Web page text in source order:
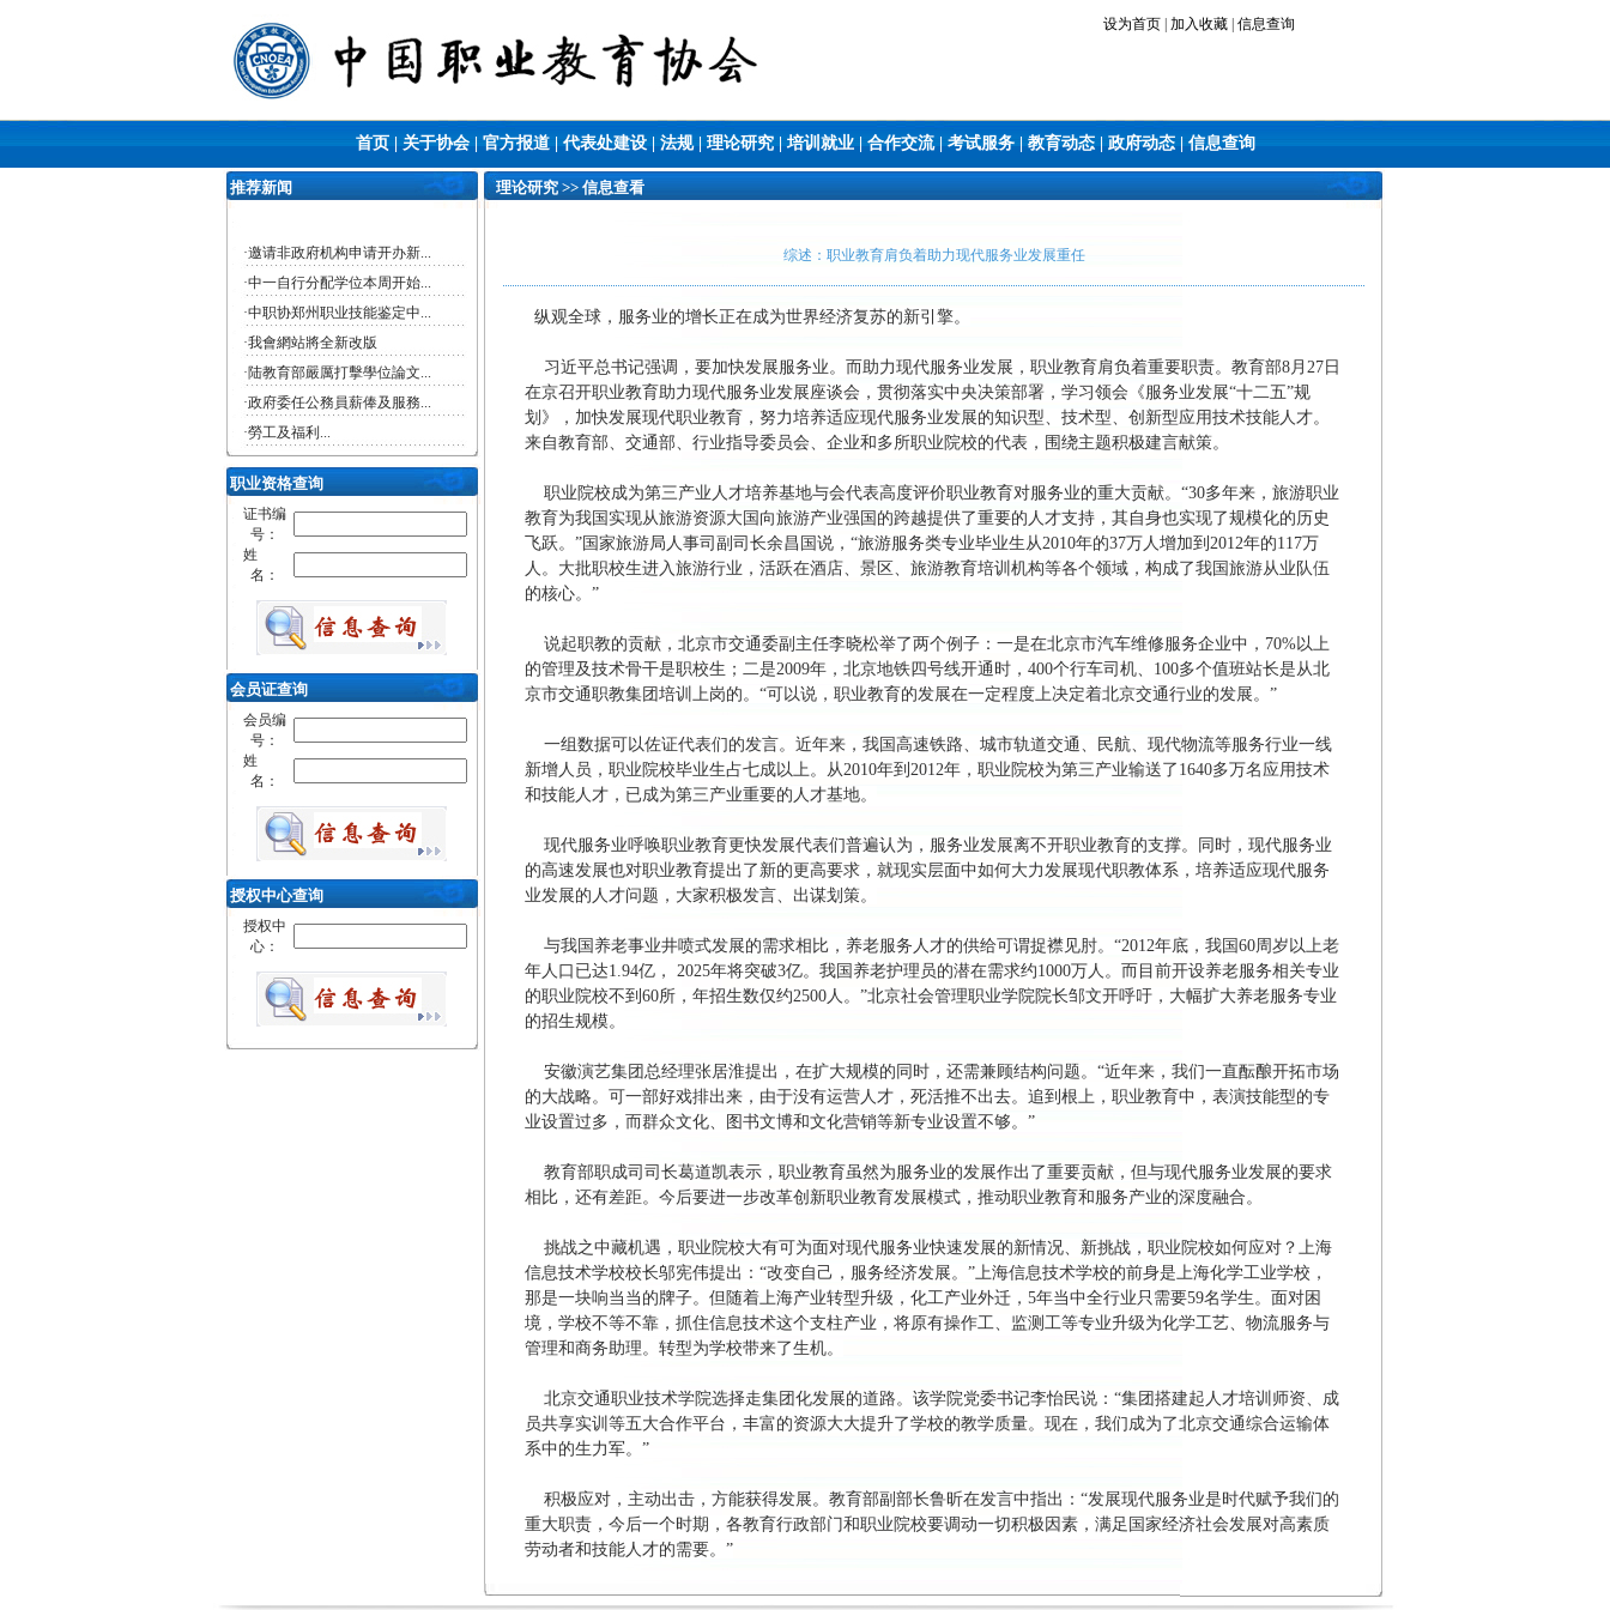
设为首页 加入收藏 信息查询
首页| 关于协会| 官方报道|代表处建设| 法规| 理论研究|培训就业| 合作交流| 考试服务| 教育动态| 政府动态| 信息查询
推荐新闻
邀请非政府机构申请开办新...
中一自行分配学位本周开始...
中职协郑州职业技能鉴定中...
我會網站將全新改版
陆教育部嚴厲打擊學位論文...
政府委任公務員薪俸及服務...
​勞工及福利...
·勞工處舉辦職業健康公開講...
职业资格查询
证书编
号：
姓
名：
会员证查询
会员编
号：
姓
名：
授权中心查询
授权中
心：
理论研究 >> 信息查看
综述：职业教育肩负着助力现代服务业发展重任
纵观全球，服务业的增长正在成为世界经济复苏的新引擎。
习近平总书记强调，要加快发展服务业。而助力现代服务业发展，职业教育肩负着重要职责。教育部8月27日
在京召开职业教育助力现代服务业发展座谈会，贯彻落实中央决策部署，学习领会《服务业发展“十二五”规
划》，加快发展现代职业教育，努力培养适应现代服务业发展的知识型、技术型、创新型应用技术技能人才。
来自教育部、交通部、行业指导委员会、企业和多所职业院校的代表，围绕主题积极建言献策。
职业院校成为第三产业人才培养基地与会代表高度评价职业教育对服务业的重大贡献。“30多年来，旅游职业
教育为我国实现从旅游资源大国向旅游产业强国的跨越提供了重要的人才支持，其自身也实现了规模化的历史
飞跃。”国家旅游局人事司副司长余昌国说，“旅游服务类专业毕业生从2010年的37万人增加到2012年的117万
人。大批职校生进入旅游行业，活跃在酒店、景区、旅游教育培训机构等各个领域，构成了我国旅游从业队伍
的核心。”
说起职教的贡献，北京市交通委副主任李晓松举了两个例子：一是在北京市汽车维修服务企业中，70%以上
的管理及技术骨干是职校生；二是2009年，北京地铁四号线开通时，400个行车司机、100多个值班站长是从北
京市交通职教集团培训上岗的。“可以说，职业教育的发展在一定程度上决定着北京交通行业的发展。”
一组数据可以佐证代表们的发言。近年来，我国高速铁路、城市轨道交通、民航、现代物流等服务行业一线
新增人员，职业院校毕业生占七成以上。从2010年到2012年，职业院校为第三产业输送了1640多万名应用技术
和技能人才，已成为第三产业重要的人才基地。
现代服务业呼唤职业教育更快发展代表们普遍认为，服务业发展离不开职业教育的支撑。同时，现代服务业
的高速发展也对职业教育提出了新的更高要求，就现实层面中如何大力发展现代职教体系，培养适应现代服务
业发展的人才问题，大家积极发言、出谋划策。
与我国养老事业井喷式发展的需求相比，养老服务人才的供给可谓捉襟见肘。“2012年底，我国60周岁以上老
年人口已达1.94亿， 2025年将突破3亿。我国养老护理员的潜在需求约1000万人。而目前开设养老服务相关专业
的职业院校不到60所，年招生数仅约2500人。”北京社会管理职业学院院长邹文开呼吁，大幅扩大养老服务专业
的招生规模。
安徽演艺集团总经理张居淮提出，在扩大规模的同时，还需兼顾结构问题。“近年来，我们一直酝酿开拓市场
的大战略。可一部好戏排出来，由于没有运营人才，死活推不出去。追到根上，职业教育中，表演技能型的专
业设置过多，而群众文化、图书文博和文化营销等新专业设置不够。”
教育部职成司司长葛道凯表示，职业教育虽然为服务业的发展作出了重要贡献，但与现代服务业发展的要求
相比，还有差距。今后要进一步改革创新职业教育发展模式，推动职业教育和服务产业的深度融合。
挑战之中藏机遇，职业院校大有可为面对现代服务业快速发展的新情况、新挑战，职业院校如何应对？上海
信息技术学校校长邬宪伟提出：“改变自己，服务经济发展。”上海信息技术学校的前身是上海化学工业学校，
那是一块响当当的牌子。但随着上海产业转型升级，化工产业外迁，5年当中全行业只需要59名学生。面对困
境，学校不等不靠，抓住信息技术这个支柱产业，将原有操作工、监测工等专业升级为化学工艺、物流服务与
管理和商务助理。转型为学校带来了生机。
北京交通职业技术学院选择走集团化发展的道路。该学院党委书记李怡民说：“集团搭建起人才培训师资、成
员共享实训等五大合作平台，丰富的资源大大提升了学校的教学质量。现在，我们成为了北京交通综合运输体
系中的生力军。”
积极应对，主动出击，方能获得发展。教育部副部长鲁昕在发言中指出：“发展现代服务业是时代赋予我们的
重大职责，今后一个时期，各教育行政部门和职业院校要调动一切积极因素，满足国家经济社会发展对高素质
劳动者和技能人才的需要。”